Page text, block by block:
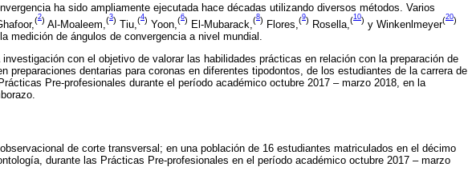
ha sido ampliamente ejecutada hace décadas utilizando diversos métodos. Varios
(2) Al-Moaleem, (3) Tiu, (4) Yoon, (6) El-Mubarack, (8) Flores, (9) Rosella, (10) y Winkenlmeyer(20)
medición de ángulos de convergencia a nivel mundial.
con el objetivo de valorar las habilidades prácticas en relación con la preparación de
preparaciones dentarias para coronas en diferentes tipodontos, de los estudiantes de la carrera de
Pre-profesionales durante el período académico octubre 2017 – marzo 2018, en la
de corte transversal; en una población de 16 estudiantes matriculados en el décimo
durante las Prácticas Pre-profesionales en el período académico octubre 2017 – marzo